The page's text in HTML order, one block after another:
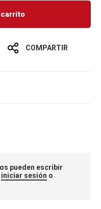
COMPARTIR
pueden escribir
iniciar sesión o